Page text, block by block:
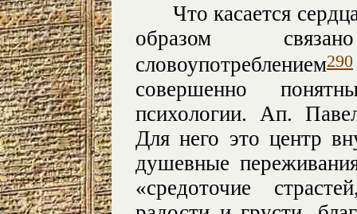
Что касается
образом
словоупотреблением290
совершенно
психологии. Ап.
Для него это центр
душевные
«средоточие